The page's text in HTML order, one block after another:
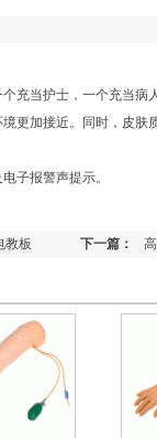
充当护士，一个充当病
更加接近。同时，皮肤
子报警声提示。
教板 下一篇：